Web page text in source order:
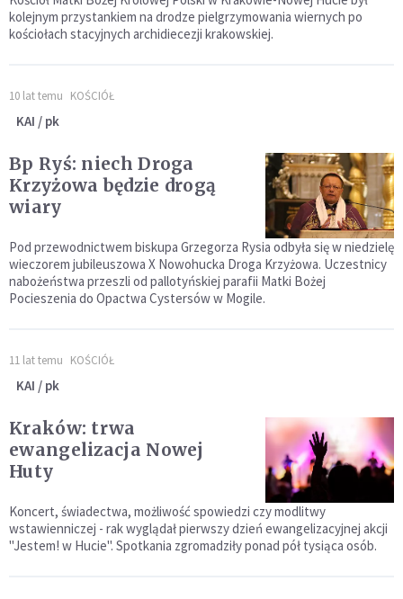
kolejnym przystankiem na drodze pielgrzymowania wiernych po
kościołach stacyjnych archidiecezji krakowskiej.
10 lat temu KOŚCIÓŁ
KAI / pk
Bp Ryś: niech Droga
Krzyżowa będzie drogą
wiary
Pod przewodnictwem biskupa Grzegorza Rysia odbyła się w niedzielę
wieczorem jubileuszowa X Nowohucka Droga Krzyżowa. Uczestnicy
nabożeństwa przeszli od pallotyńskiej parafii Matki Bożej
Pocieszenia do Opactwa Cystersów w Mogile.
11 lat temu KOŚCIÓŁ
KAI / pk
Kraków: trwa
ewangelizacja Nowej
Huty
Koncert, świadectwa, możliwość spowiedzi czy modlitwy
wstawienniczej - rak wyglądał pierwszy dzień ewangelizacyjnej akcji
"Jestem! w Hucie". Spotkania zgromadziły ponad pół tysiąca osób.